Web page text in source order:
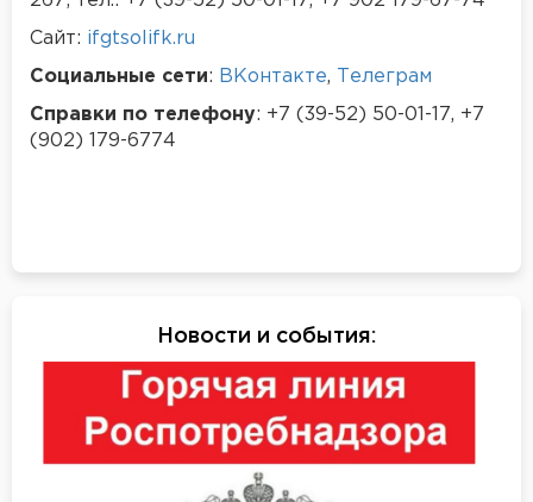
Сайт: ifgtsolifk.ru
Социальные сети: ВКонтакте, Телеграм
Справки по телефону: +7 (39-52) 50-01-17, +7
(902) 179-6774
Новости и события: